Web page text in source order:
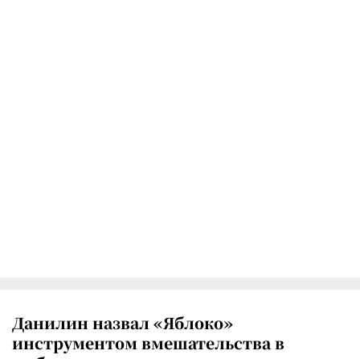
Данилин назвал «Яблоко»
инструментом вмешательства в